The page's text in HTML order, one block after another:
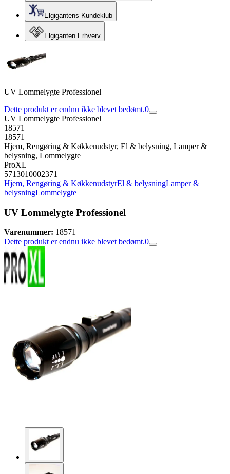
Elgigantens Kundeklub
Elgiganten Erhverv
UV Lommelygte Professionel
Dette produkt er endnu ikke blevet bedømt.0
UV Lommelygte Professionel
18571
18571
Hjem, Rengøring & Køkkenudstyr, El & belysning, Lamper &
belysning, Lommelygte
ProXL
5713010002371
Hjem, Rengøring & KøkkenudstyrEl & belysningLamper &
belysningLommelygte
UV Lommelygte Professionel
Varenummer: 18571
Dette produkt er endnu ikke blevet bedømt.0